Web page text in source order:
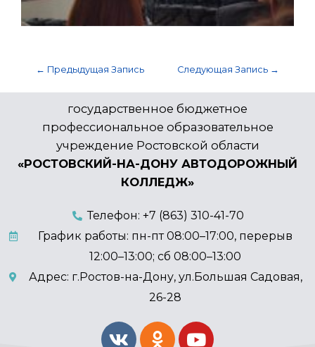
← Предыдущая Запись Следующая Запись →
государственное бюджетное
профессиональное образовательное
учреждение Ростовской области
«РОСТОВСКИЙ-НА-ДОНУ АВТОДОРОЖНЫЙ
КОЛЛЕДЖ»
Телефон: +7 (863) 310-41-70
График работы: пн-пт 08:00–17:00, перерыв
12:00–13:00; сб 08:00–13:00
Адрес: г.Ростов-на-Дону, ул.Большая Садовая,
26-28